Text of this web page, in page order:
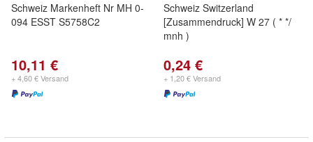
Schweiz Markenheft Nr MH 0-
094 ESST S5758C2
10,11 €
+ 4,60 € Versand
Schweiz Switzerland
[Zusammendruck] W 27 ( * */
mnh )
0,24 €
+ 1,20 € Versand